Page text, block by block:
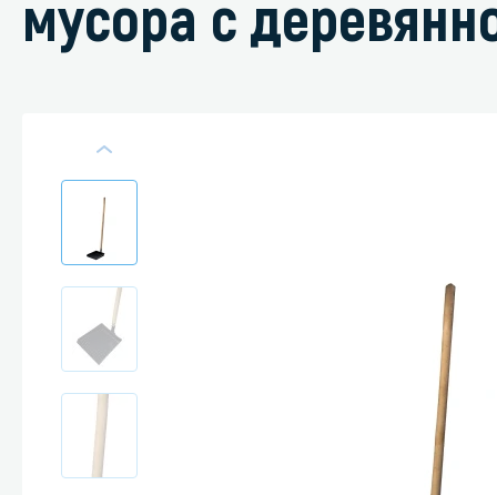
Средства
Средства
Средства
мусора с